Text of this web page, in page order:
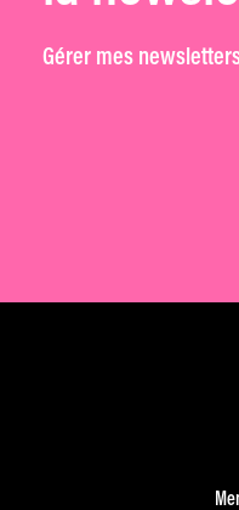
Gérer mes